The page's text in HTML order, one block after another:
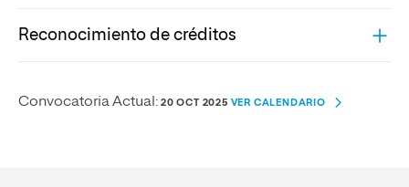
PRINCIPALES RESULTADOS DE LA TITULACIÓN
ENVÍANOS TUS SUGERENCIAS
MEMORIA
ARCHIVO
Reconocimiento de créditos
EDUCACIÓN SOCIAL
Convocatoria Actual: 20 OCT 2025 VER CALENDARIO